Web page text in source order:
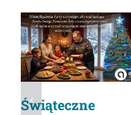
Świąteczne